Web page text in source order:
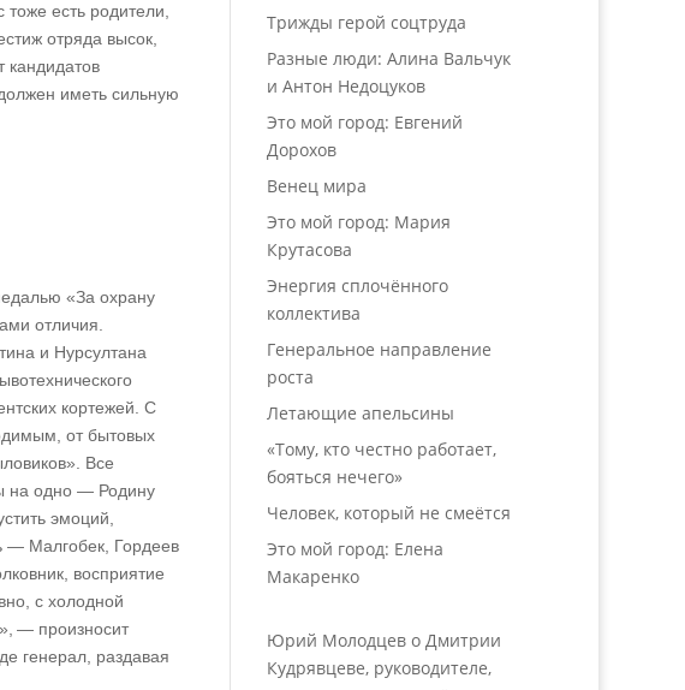
есть родители,
отряда высок,
иметь сильную
«За охрану
отличия.
и Нурсултана
кортежей. С
от бытовых
Все
на одно — Родину
эмоций,
— Малгобек, Гордеев
восприятие
с холодной
— произносит
генерал, раздавая
Трижды герой соцтруда
Разные люди: Алина Вальчук
и Антон Недоцуков
Это мой город: Евгений
Дорохов
Венец мира
Это мой город: Мария
Крутасова
Энергия сплочённого
коллектива
Генеральное направление
роста
Летающие апельсины
«Тому, кто честно работает,
бояться нечего»
Человек, который не смеётся
Это мой город: Елена
Макаренко
Юрий Молодцев о Дмитрии
Кудрявцеве, руководителе,